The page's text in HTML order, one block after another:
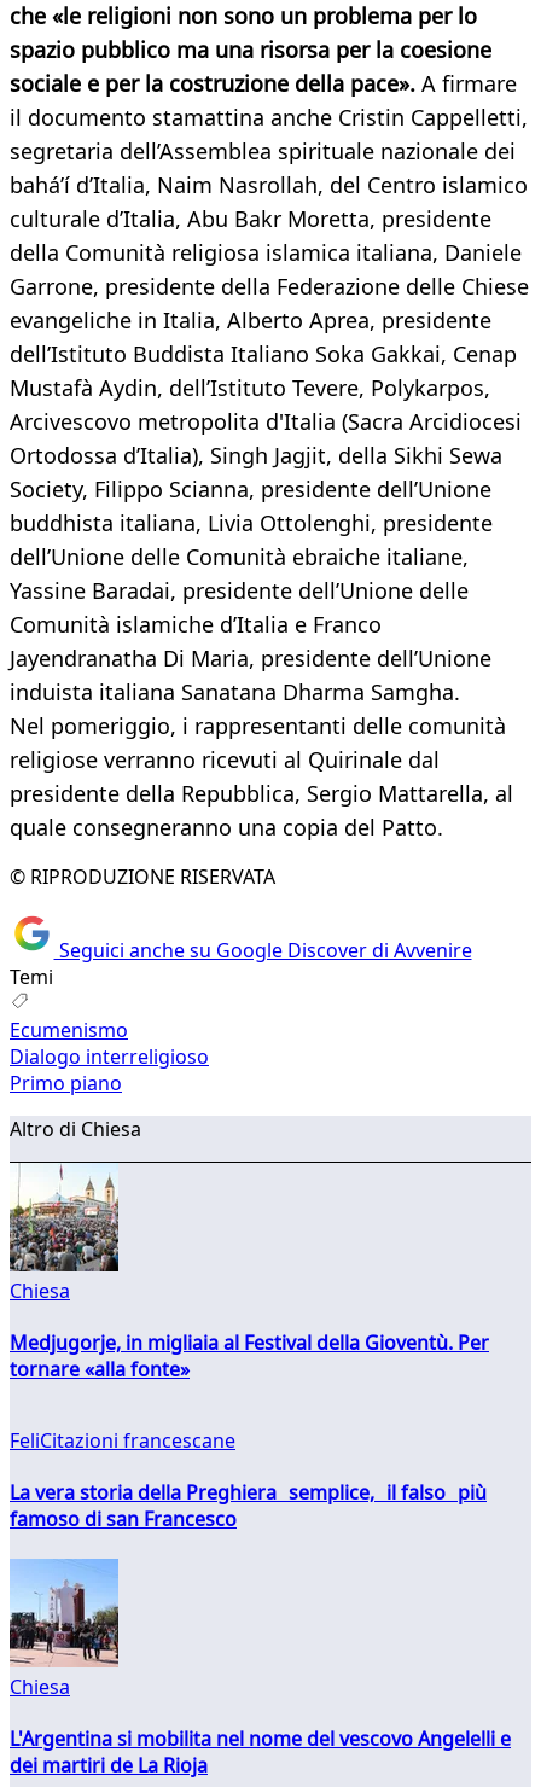
che «le religioni non sono un problema per lo
spazio pubblico ma una risorsa per la coesione
sociale e per la costruzione della pace». A firmare
il documento stamattina anche Cristin Cappelletti,
segretaria dell’Assemblea spirituale nazionale dei
bahá’í d’Italia, Naim Nasrollah, del Centro islamico
culturale d’Italia, Abu Bakr Moretta, presidente
della Comunità religiosa islamica italiana, Daniele
Garrone, presidente della Federazione delle Chiese
evangeliche in Italia, Alberto Aprea, presidente
dell’Istituto Buddista Italiano Soka Gakkai, Cenap
Mustafà Aydin, dell’Istituto Tevere, Polykarpos,
Arcivescovo metropolita d'Italia (Sacra Arcidiocesi
Ortodossa d’Italia), Singh Jagjit, della Sikhi Sewa
Society, Filippo Scianna, presidente dell’Unione
buddhista italiana, Livia Ottolenghi, presidente
dell’Unione delle Comunità ebraiche italiane,
Yassine Baradai, presidente dell’Unione delle
Comunità islamiche d’Italia e Franco
Jayendranatha Di Maria, presidente dell’Unione
induista italiana Sanatana Dharma Samgha.
Nel pomeriggio, i rappresentanti delle comunità
religiose verranno ricevuti al Quirinale dal
presidente della Repubblica, Sergio Mattarella, al
quale consegneranno una copia del Patto.
© RIPRODUZIONE RISERVATA
Seguici anche su Google Discover di Avvenire
Temi
Ecumenismo
Dialogo interreligioso
Primo piano
Altro di Chiesa
Chiesa
Medjugorje, in migliaia al Festival della Gioventù. Per
tornare «alla fonte»
FeliCitazioni francescane
La vera storia della Preghiera semplice, il falso più
famoso di san Francesco
Chiesa
L'Argentina si mobilita nel nome del vescovo Angelelli e
dei martiri de La Rioja